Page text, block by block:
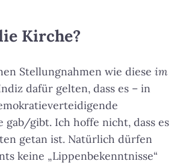
Kirche?
Stellungnahmen wie diese im
dafür gelten, dass es – in
gab/gibt. Ich hoffe nicht, dass es
getan ist. Natürlich dürfen
keine „Lippenbekenntnisse“